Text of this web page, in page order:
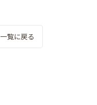
一覧に戻る